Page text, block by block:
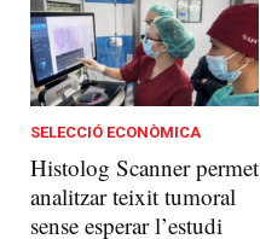
SELECCIÓ ECONÒMICA
Histolog Scanner permet
analitzar teixit tumoral
sense esperar l’estudi